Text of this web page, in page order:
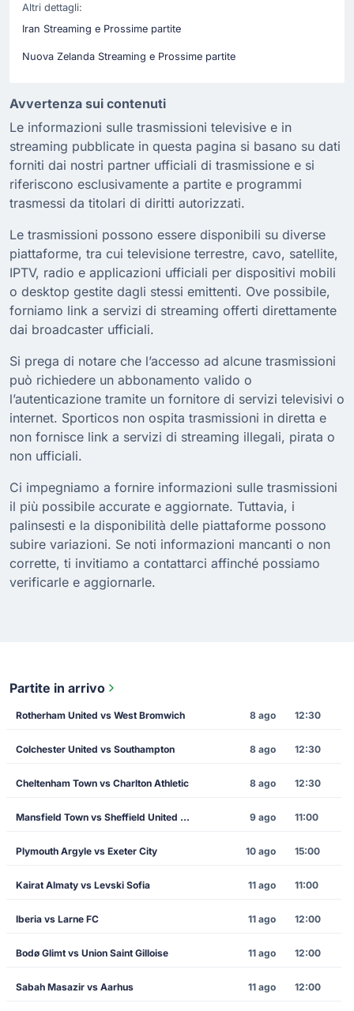
Altri dettagli:
Iran Streaming e Prossime partite
Nuova Zelanda Streaming e Prossime partite
Avvertenza sui contenuti
Le informazioni sulle trasmissioni televisive e in
streaming pubblicate in questa pagina si basano su dati
forniti dai nostri partner ufficiali di trasmissione e si
riferiscono esclusivamente a partite e programmi
trasmessi da titolari di diritti autorizzati.
Le trasmissioni possono essere disponibili su diverse
piattaforme, tra cui televisione terrestre, cavo, satellite,
IPTV, radio e applicazioni ufficiali per dispositivi mobili
o desktop gestite dagli stessi emittenti. Ove possibile,
forniamo link a servizi di streaming offerti direttamente
dai broadcaster ufficiali.
Si prega di notare che l’accesso ad alcune trasmissioni
può richiedere un abbonamento valido o
l’autenticazione tramite un fornitore di servizi televisivi o
internet. Sporticos non ospita trasmissioni in diretta e
non fornisce link a servizi di streaming illegali, pirata o
non ufficiali.
Ci impegniamo a fornire informazioni sulle trasmissioni
il più possibile accurate e aggiornate. Tuttavia, i
palinsesti e la disponibilità delle piattaforme possono
subire variazioni. Se noti informazioni mancanti o non
corrette, ti invitiamo a contattarci affinché possiamo
verificarle e aggiornarle.
Partite in arrivo
Rotherham United vs West Bromwich 8 ago 12:30
Colchester United vs Southampton 8 ago 12:30
Cheltenham Town vs Charlton Athletic 8 ago 12:30
Mansfield Town vs Sheffield United FC 9 ago 11:00
Plymouth Argyle vs Exeter City 10 ago 15:00
Kairat Almaty vs Levski Sofia 11 ago 11:00
Iberia vs Larne FC 11 ago 12:00
Bodø Glimt vs Union Saint Gilloise 11 ago 12:00
Sabah Masazir vs Aarhus 11 ago 12:00